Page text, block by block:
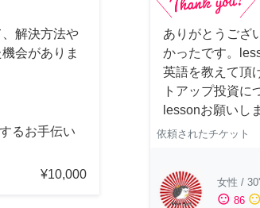
解決方法や
会がありま
るお手伝い
¥10,000
ありがとうござ
かったです。
英語を教えて頂
トアップ投資に
lessonお願いし
依頼されたチケット
女性 /
sentiment_satisfied 86 sentiment_neutral